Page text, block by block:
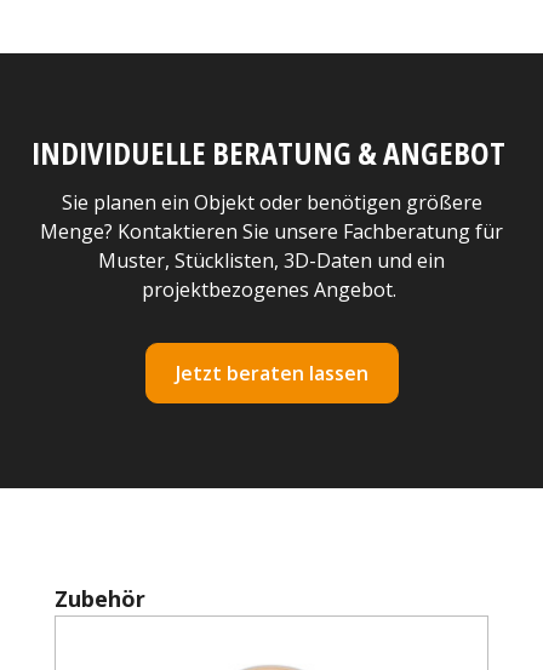
INDIVIDUELLE BERATUNG & ANGEBOT
Sie planen ein Objekt oder benötigen größere
Menge? Kontaktieren Sie unsere Fachberatung für
Muster, Stücklisten, 3D-Daten und ein
projektbezogenes Angebot.
Jetzt beraten lassen
Produktgalerie überspringen
Zubehör